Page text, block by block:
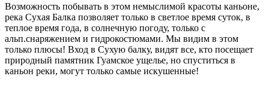
Возможность побывать в этом немыслимой красоты каньоне,
река Сухая Балка позволяет только в светлое время суток, в
теплое время года, в солнечную погоду, только с
альп.снаряжением и гидрокостюмами. Мы видим в этом
только плюсы! Вход в Сухую балку, видят все, кто посещает
природный памятник Гуамское ущелье, но спуститься в
каньон реки, могут только самые искушенные!